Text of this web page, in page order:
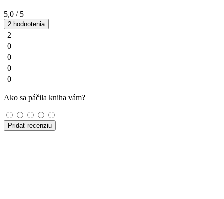
5,0 / 5
2 hodnotenia
2
0
0
0
0
Ako sa páčila kniha vám?
Pridať recenziu